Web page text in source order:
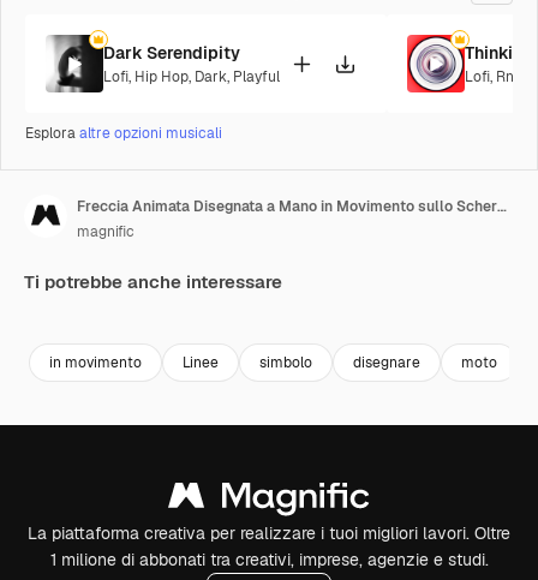
Dark Serendipity
Lofi, Hip Hop, Dark, Playful
Thinking
Lofi, RnB
Esploraaltre opzioni musicali
Freccia Animata Disegnata a Mano in Movimento sullo Schermo
magnific
Ti potrebbe anche interessare
in movimento Linee simbolo disegnare moto
La piattaforma creativa per realizzare i tuoi migliori lavori. Oltre
1 milione di abbonati tra creativi, imprese, agenzie e studi.